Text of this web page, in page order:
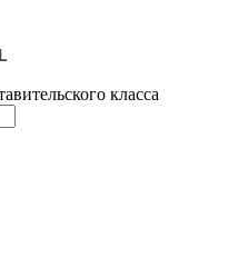
класса